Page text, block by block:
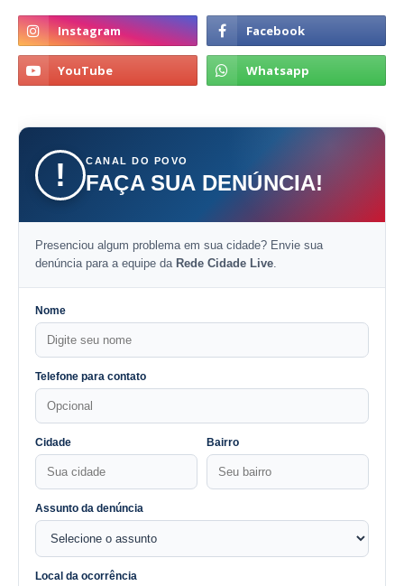
! CANAL DO POVO
FAÇA SUA DENÚNCIA!
Presenciou algum problema em sua cidade? Envie sua
denúncia para a equipe da Rede Cidade Live.
Nome
Telefone para contato
Cidade Bairro
Assunto da denúncia
Local da ocorrência